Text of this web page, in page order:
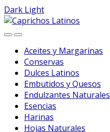
Dark Light
Skip
to
Skip
to
Aceites y Margarinas
Conservas
Dulces Latinos
Embutidos y Quesos
Endulzantes Naturales
Esencias
Harinas
Hojas Naturales